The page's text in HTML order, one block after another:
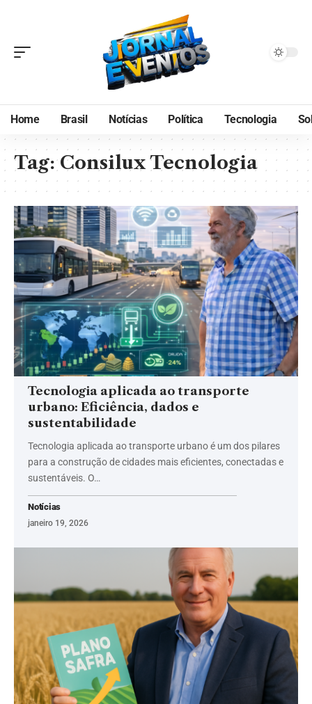
Home Brasil Notícias Política Tecnologia
Tag:Consilux Tecnologia
Tecnologia aplicada ao transporte
urbano: Eficiência, dados e
sustentabilidade
Tecnologia aplicada ao transporte urbano é um dos pilares
para a construção de cidades mais eficientes, conectadas e
sustentáveis. O…
Notícias
janeiro 19, 2026